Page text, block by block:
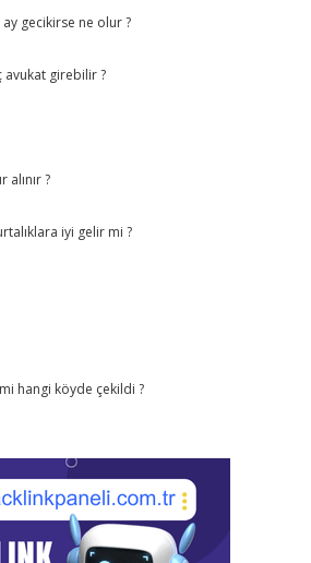
gecikirse ne olur ?
avukat girebilir ?
alınır ?
iyi gelir mi ?
hangi köyde çekildi ?